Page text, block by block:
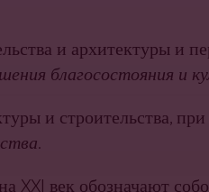
и архитектуры и
благосостоя­ния и
и строительства,
.